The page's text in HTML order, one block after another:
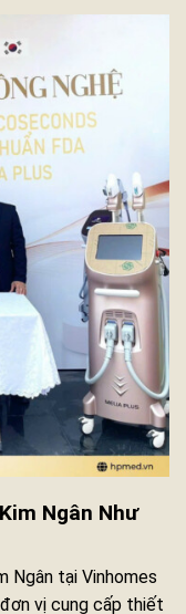
Ngân Như
Ngân tại Vinhomes
vị cung cấp thiết